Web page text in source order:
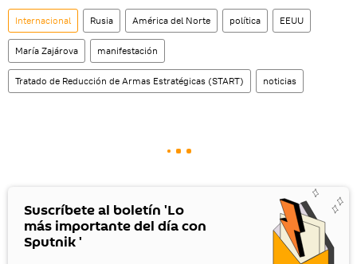
Internacional Rusia América del Norte política EEUU
María Zajárova manifestación
Tratado de Reducción de Armas Estratégicas (START) noticias
Suscríbete al boletín 'Lo
más importante del día con
Sputnik '